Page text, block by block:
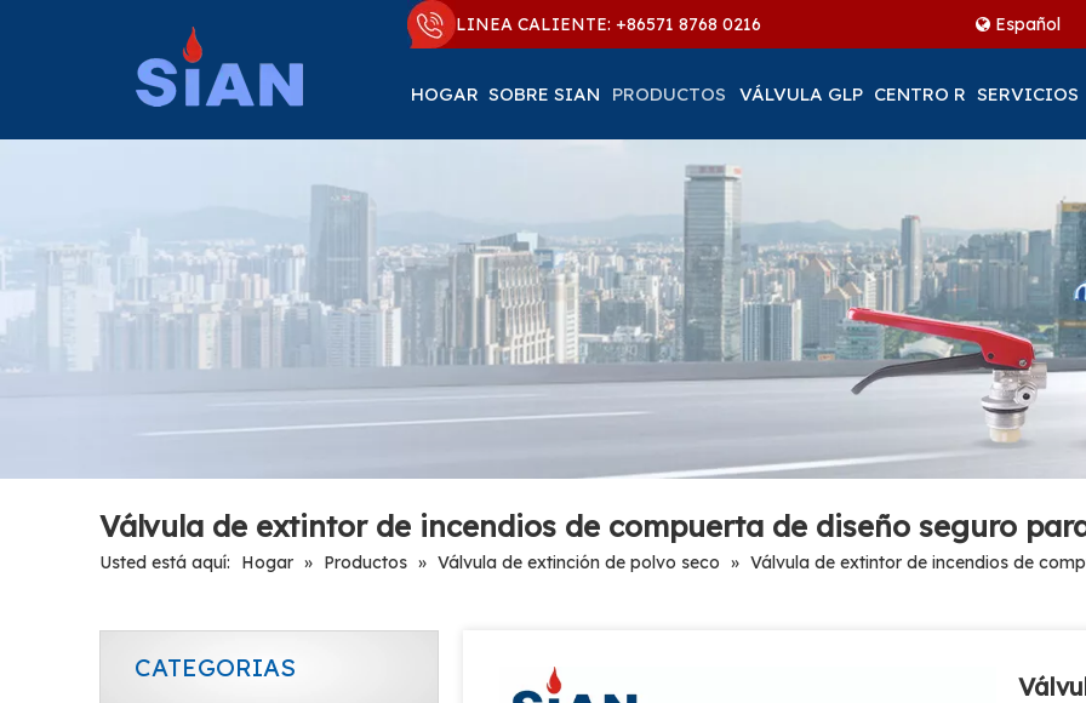
LINEA CALIENTE: +86571 8768 0216 Español
HOGAR SOBRE SIAN PRODUCTOS VÁLVULA GLP CENTRO R SERVICIOS
Válvula de extintor de incendios de compuerta de diseño seguro
Usted está aquí: Hogar » Productos » Válvula de extinción de polvo seco » Válvula de extintor de incendios de
CATEGORIAS